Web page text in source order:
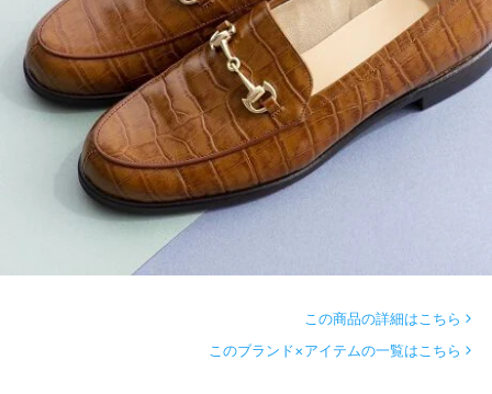
この商品の詳細はこちら
このブランド×アイテムの一覧はこちら